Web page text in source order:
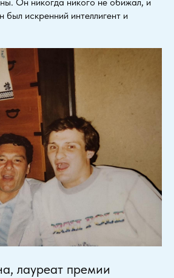
Он никогда никого не обижал, и
искренний интеллигент и
лауреат премии